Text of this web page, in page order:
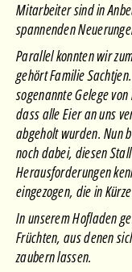
Mitarbeiter sind in
spannenden
Parallel konnten wir
gehört Familie
sogenannte Gelege
dass alle Eier an uns
abgeholt wurden. Nun
noch dabei, diesen
Herausforderungen
eingezogen, die in
In unserem Hofladen
Früchten, aus denen
zaubern lassen.